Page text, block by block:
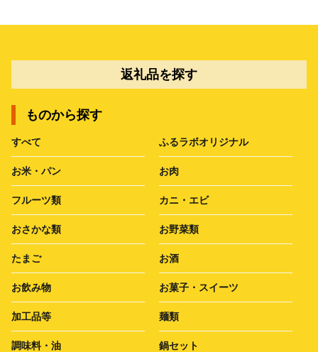
返礼品を探す
ものから探す
すべて ふるラボオリジナル
お米・パン お肉
フルーツ類 カニ・エビ
おさかな類 お野菜類
たまご お酒
お飲み物 お菓子・スイーツ
加工品等 麺類
調味料・油 鍋セット